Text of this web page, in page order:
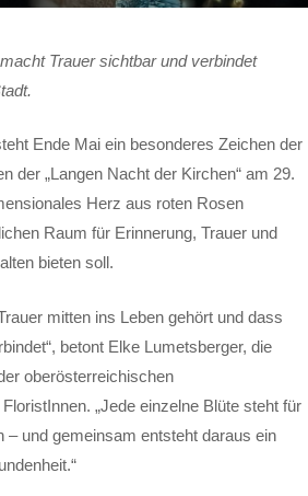
Trauer sichtbar und verbindet
Ende Mai ein besonderes Zeichen der
der „Langen Nacht der Kirchen“ am 29.
Herz aus roten Rosen
Raum für Erinnerung, Trauer und
bieten soll.
mitten ins Leben gehört und dass
betont Elke Lumetsberger, die
oberösterreichischen
„Jede einzelne Blüte steht für
– und gemeinsam entsteht daraus ein